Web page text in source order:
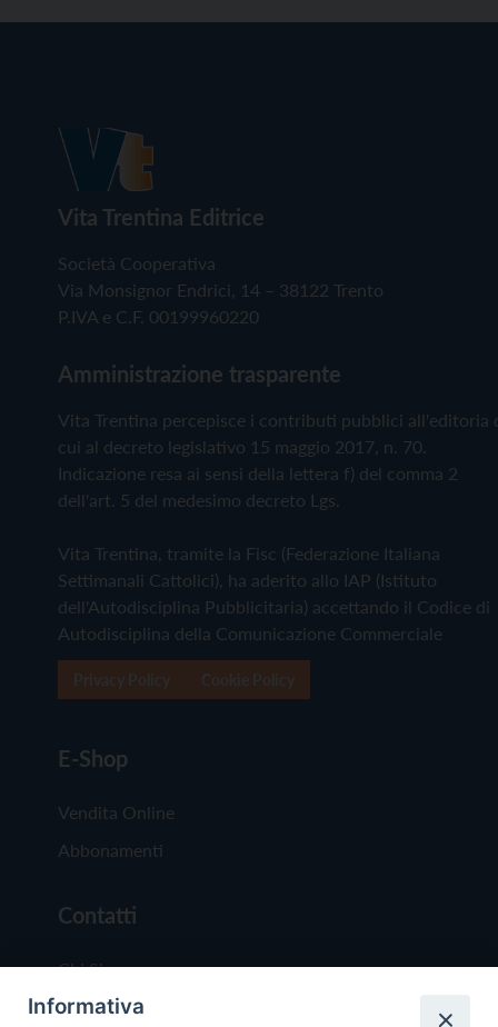
Vita Trentina Editrice
Società Cooperativa
Via Monsignor Endrici, 14 – 38122 Trento
P.IVA e C.F. 00199960220
Amministrazione trasparente
Vita Trentina percepisce i contributi pubblici all'editoria
cui al decreto legislativo 15 maggio 2017, n. 70.
Indicazione resa ai sensi della lettera f) del comma 2
dell'art. 5 del medesimo decreto Lgs.
Vita Trentina, tramite la Fisc (Federazione Italiana
Settimanali Cattolici), ha aderito allo IAP (Istituto
dell'Autodisciplina Pubblicitaria) accettando il Codice di
Autodisciplina della Comunicazione Commerciale
E-Shop
Vendita Online
Abbonamenti
Contatti
Chi Siamo
Redazione
Informativa